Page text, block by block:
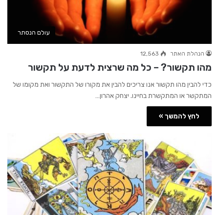
עולם הנסתר
הנהלת האתר 12,563
מהו תקשור? – כל מה שרצית לדעת על תקשור
כדי להבין מהו תקשור אנו צריכים להבין את מקורו של התקשור ואת מקומו של
המתקשר או המתקשרת בחיינו. יצחק אהרון…
לחץ להמשך »